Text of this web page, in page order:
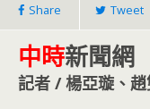
Share Tweet
中時新聞網
記者 / 楊亞璇、